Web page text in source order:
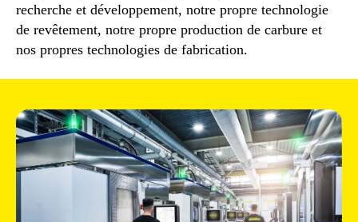
recherche et développement, notre propre technologie
de revêtement, notre propre production de carbure et
nos propres technologies de fabrication.